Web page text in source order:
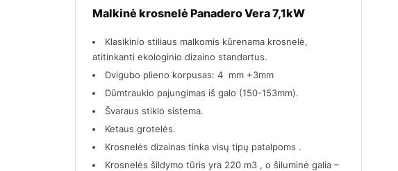
Malkinė krosnelė Panadero Vera 7,1kW
Klasikinio stiliaus malkomis kūrenama krosnelė,
atitinkanti ekologinio dizaino standartus.
Dvigubo plieno korpusas: 4 mm +3mm
Dūmtraukio pajungimas iš galo (150-153mm).
Švaraus stiklo sistema.
Ketaus grotelės.
Krosnelės dizainas tinka visų tipų patalpoms .
Krosnelės šildymo tūris yra 220 m3 , o šiluminė galia –